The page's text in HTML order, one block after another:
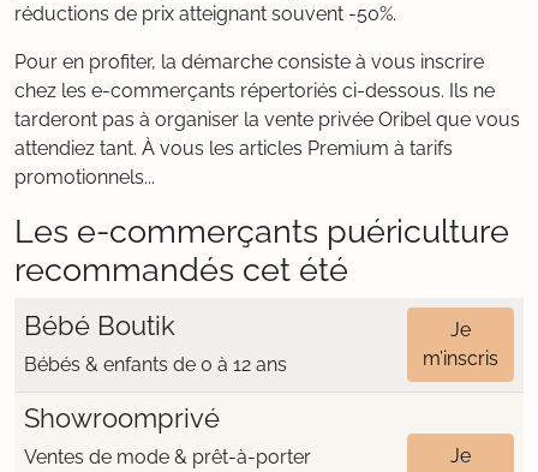
réductions de prix atteignant souvent -50%.
Pour en profiter, la démarche consiste à vous inscrire
chez les e-commerçants répertoriés ci-dessous. Ils ne
tarderont pas à organiser la vente privée Oribel que vous
attendiez tant. À vous les articles Premium à tarifs
promotionnels...
Les e-commerçants puériculture
recommandés cet été
Bébé Boutik
Bébés & enfants de 0 à 12 ans
Je
m’inscris
Showroomprivé
Ventes de mode & prêt-à-porter
Je